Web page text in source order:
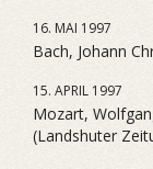
16. MAI 1997
Bach, Johann
15. APRIL 1997
Mozart,
(Landshuter